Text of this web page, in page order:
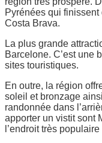
Pyrénées qui
Costa Brava.
La plus grande
Barcelone. C’est une
sites touristiques.
En outre, la région
soleil et bronzage
randonnée dans
apporter un vistit sont
l’endroit très